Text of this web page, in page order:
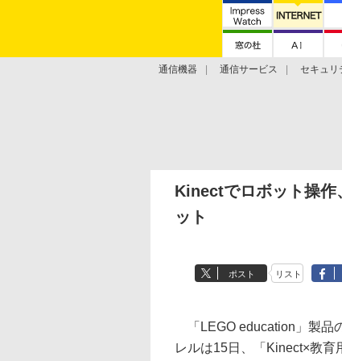
通信機器 通信サービス セキュリ
Kinectでロボット操作
ット
ポスト リスト
「LEGO education」製品
レルは15日、「Kinect×教育